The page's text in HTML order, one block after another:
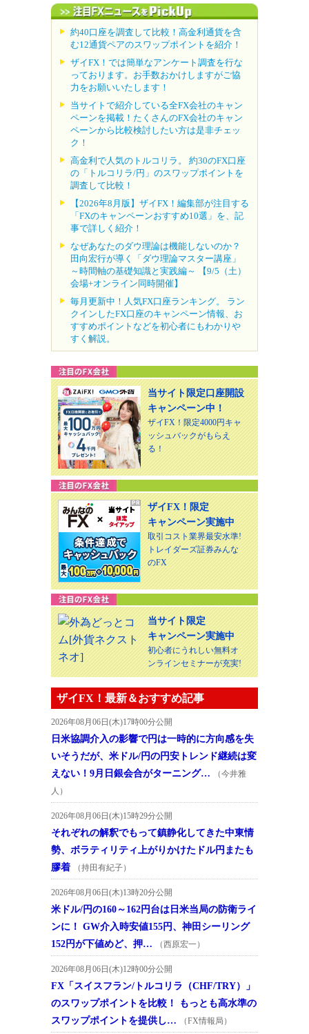
約40口座を調査して比較！高金利通貨を含
む12通貨ペアのスワップポイントを紹介！
ザイFX！では簡単なアンケート調査を行な
っております。お手数おかけしますがご協
力をお願いいたします！
当サイトで紹介している全FX会社のキャン
ペーンを掲載！たくさんのFX会社のキャン
ペーンから比較検討したい方は是非チェッ
ク！
高金利で人気のトルコリラ。 約30のFX口座
の「トルコリラ/円」のスワップポイントを
調査して比較！
【2026年8月版】ザイFX！編集部が注目する
「FXのキャンペーンおすすめ10選」を、記
事で詳しく紹介！
なぜあなたのダウ理論は機能しないのか？
田向宏行が導く「ダウ理論マスター講座」
～時間軸の基礎知識と実践編～ 【9/5（土）
会場+オンライン同時開催】
毎月更新中！人気FX口座ランキング。 ラン
クインしたFX口座のキャンペーン情報、お
すすめポイントなどを初心者にもわかりや
すく解説。
当サイト限定口座開設
キャンペーン中！
ザイFX！限定4000円キャ
ッシュバックがもらえ
る！
ザイFX！限定
キャンペーン実施中
取引コスト業界最安水準!
トレイダーズ証券みんな
のFX
当サイト限定
キャンペーン実施中
初心者にうれしい無料オ
ンラインセミナーが充実!
ザイFX！最新＆おすすめ記事
2026年08月06日(木)17時00分公開
日米協調介入の影響で円は一時的に方向感を失
いそうだが、米ドル/円の円安トレンド継続は変
えない！9月日銀会合がターニング…
（今井雅
人）
2026年08月06日(木)15時29分公開
それぞれの解釈でもって鎮静化してきた中東情
勢、ボラティリティ上がりかけたドル円またも
膠着
（持田有紀子）
2026年08月06日(木)13時20分公開
米ドル/円の160～162円台は日米当局の防衛ライ
ンに！ GW介入時安値155円、神田シーリング
152円が下値めど、押…
（西原宏一）
2026年08月06日(木)12時00分公開
FX「スイスフラン/トルコリラ（CHF/TRY）」
のスワップポイントを比較！ もっとも高水準の
スワップポイントを提供し…
（FX情報局）